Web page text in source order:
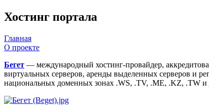
Хостинг портала
Главная
О проекте
Бегет — международный хостинг-провайдер,
виртуальных серверов, аренды выделенных серверов и
национальных доменных зонах .WS, .TV, .ME, .KZ, .TW и